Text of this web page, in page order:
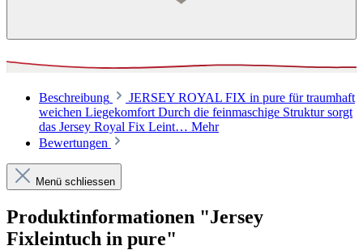
Beschreibung
JERSEY ROYAL FIX in pure für traumhaft
weichen Liegekomfort Durch die feinmaschige Struktur sorgt
das Jersey Royal Fix Leint… Mehr
Bewertungen
Menü schliessen
Produktinformationen "Jersey
Fixleintuch in pure"